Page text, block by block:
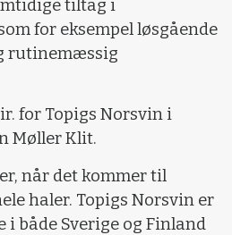
tiltag i
for eksempel løsgående
rutinemæssig
for Topigs Norsvin i
Møller Klit.
når det kommer til
haler. Topigs Norsvin er
både Sverige og Finland